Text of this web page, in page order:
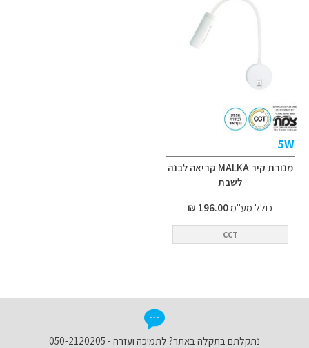
5W
מנורת קיר MALKA קריאה לבנה
לשבת
כולל מע"מ196.00 ₪
CCT
נתקלתם בתקלה באתר? לתמיכה ועזרה - 050-2120205